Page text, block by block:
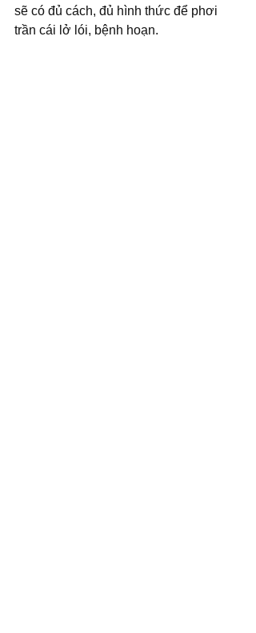
sẽ có đủ cách, đủ hình thức để phơi
trần cái lở lói, bệnh hoạn.